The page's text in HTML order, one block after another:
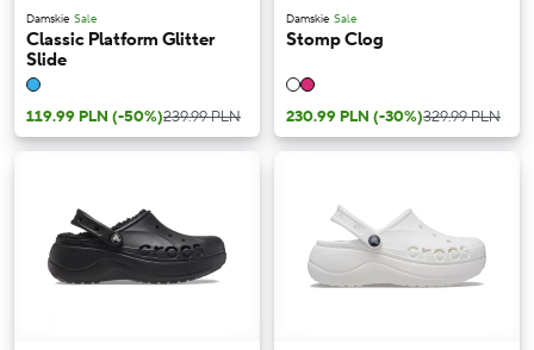
Damskie Sale
Classic Platform Glitter
Slide
119.99 PLN (-50%)239.99 PLN
Damskie Sale
Stomp Clog
230.99 PLN (-30%)329.99 PLN